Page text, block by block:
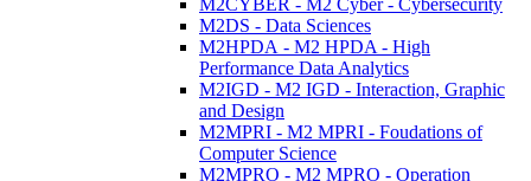
M2CYBER - M2 Cyber - Cybersecurity
M2DS - Data Sciences
M2HPDA - M2 HPDA - High
Performance Data Analytics
M2IGD - M2 IGD - Interaction, Graphic
and Design
M2MPRI - M2 MPRI - Foudations of
Computer Science
M2MPRO - M2 MPRO - Operation